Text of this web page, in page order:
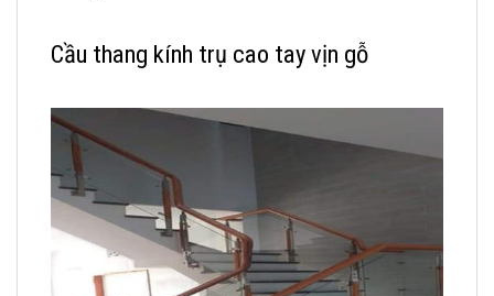
Cầu thang kính trụ cao tay vịn gỗ